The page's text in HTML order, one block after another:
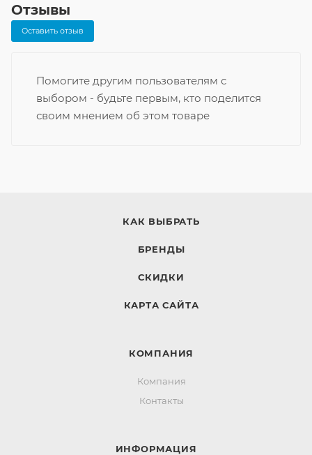
Отзывы
Оставить отзыв
Помогите другим пользователям с
выбором - будьте первым, кто поделится
своим мнением об этом товаре
КАК ВЫБРАТЬ
БРЕНДЫ
СКИДКИ
КАРТА САЙТА
КОМПАНИЯ
Компания
Контакты
ИНФОРМАЦИЯ